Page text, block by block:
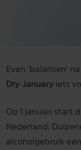
Even ‘balansen’
Dry January iets
Op 1 januari start
Nederland.
alcoholgebruik